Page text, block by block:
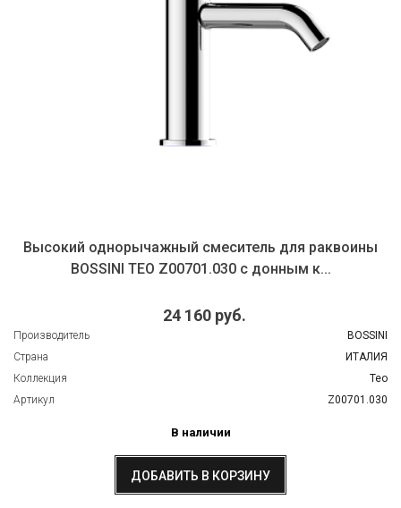
Высокий однорычажный смеситель для раквоины
BOSSINI TEO Z00701.030 c донным к...
24 160 руб.
Производитель
BOSSINI
Страна
ИТАЛИЯ
Коллекция
Teo
Артикул
Z00701.030
В наличии
ДОБАВИТЬ В КОРЗИНУ